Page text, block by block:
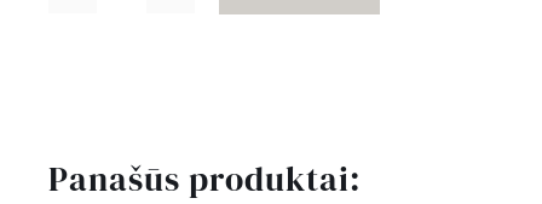
Panašūs produktai: